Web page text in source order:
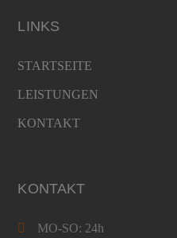
LINKS
STARTSEITE
LEISTUNGEN
KONTAKT
KONTAKT
MO-SO: 24h